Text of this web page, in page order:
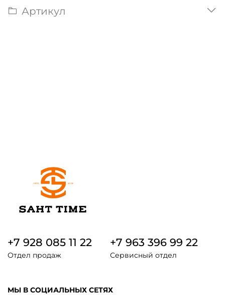
Артикул
+7 928 085 11 22
Отдел продаж
+7 963 396 99 22
Сервисный отдел
МЫ В СОЦИАЛЬНЫХ СЕТЯХ